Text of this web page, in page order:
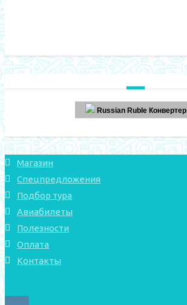
Russian Ruble Конвертер
Магазин
Спецпредложения
Подбор тура
Авиабилеты
Полезности
Оплата
Контакты